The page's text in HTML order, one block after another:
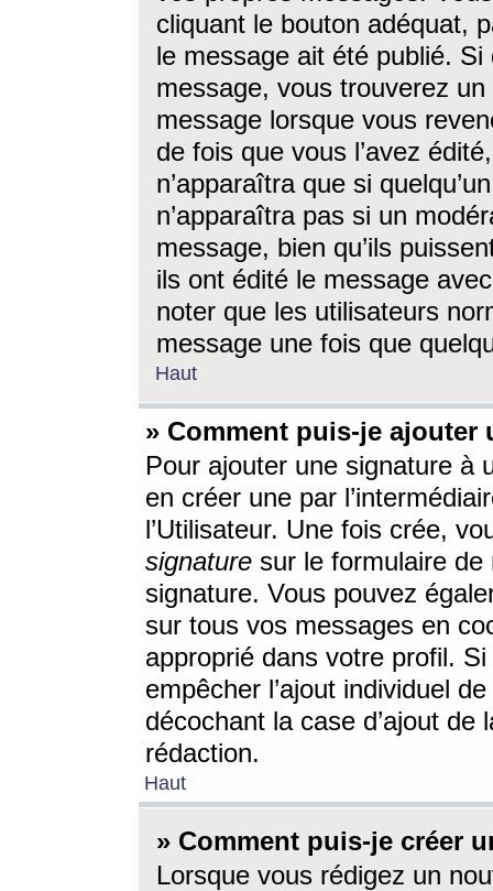
cliquant le bouton adéquat,
le message ait été publié. Si
message, vous trouverez
message lorsque vous
de fois que vous l’avez
n’apparaîtra que si
n’apparaîtra pas si un
message, bien qu’ils
ils ont édité le message
noter que les utilisateurs
message une fois que
Haut
» Comment puis-je ajouter
Pour ajouter une signature à
en créer une par
l’Utilisateur. Une fois crée,
signature sur le formulaire de
signature. Vous pouvez
sur tous vos messages en
approprié dans votre profil.
empêcher l’ajout individuel
décochant la case d’ajout
rédaction.
Haut
» Comment puis-je créer
Lorsque vous rédigez un